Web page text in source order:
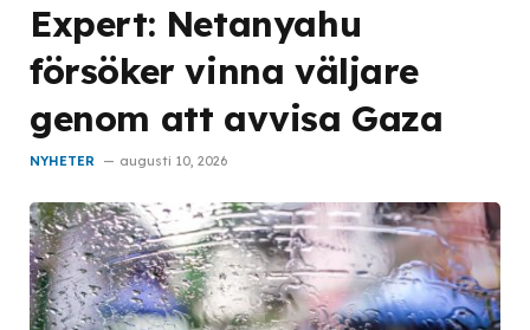
Expert: Netanyahu
försöker vinna väljare
genom att avvisa Gaza
NYHETER augusti 10, 2026